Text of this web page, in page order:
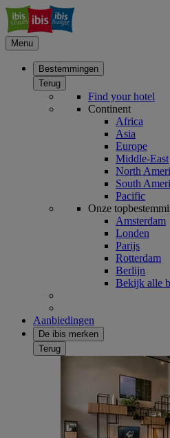
Menu
Bestemmingen
Terug
Find your hotel
Continent
Africa
Asia
Europe
Middle-East
North
South
Pacific
Onze
Amsterdam
Londen
Parijs
Rotterdam
Berlijn
Bekijk alle
Aanbiedingen
De ibis merken
Terug